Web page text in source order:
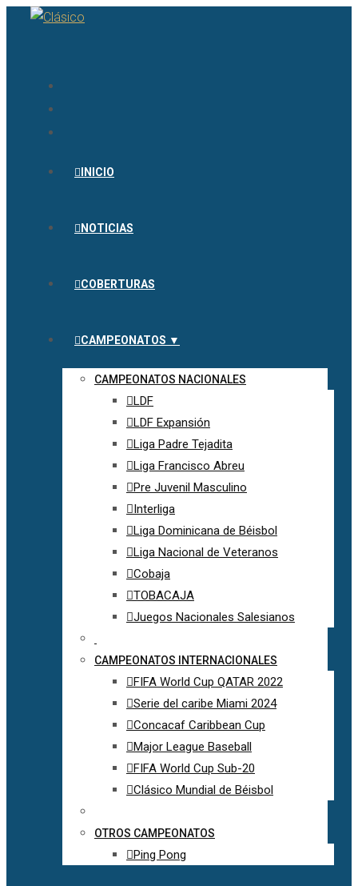
INICIO
NOTICIAS
COBERTURAS
CAMPEONATOS ▼
CAMPEONATOS NACIONALES
LDF
LDF Expansión
Liga Padre Tejadita
Liga Francisco Abreu
Pre Juvenil Masculino
Interliga
Liga Dominicana de Béisbol
Liga Nacional de Veteranos
Cobaja
TOBACAJA
Juegos Nacionales Salesianos
CAMPEONATOS INTERNACIONALES
FIFA World Cup QATAR 2022
Serie del caribe Miami 2024
Concacaf Caribbean Cup
Major League Baseball
FIFA World Cup Sub-20
Clásico Mundial de Béisbol
OTROS CAMPEONATOS
Ping Pong